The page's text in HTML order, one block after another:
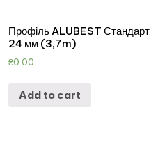
Профіль ALUBEST Стандарт
24 мм (3,7m)
₴0.00
Add to cart